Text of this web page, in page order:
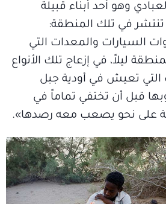
وهو أحد أبناء قبيلة
تنتشر في تلك المنطقة:
السيارات والمعدات التي
ليلاً، في إزعاج تلك الأنواع
التي تعيش في أودية جبل
قبل أن تختفي تماماً في
على نحو يصعب معه رصدها».